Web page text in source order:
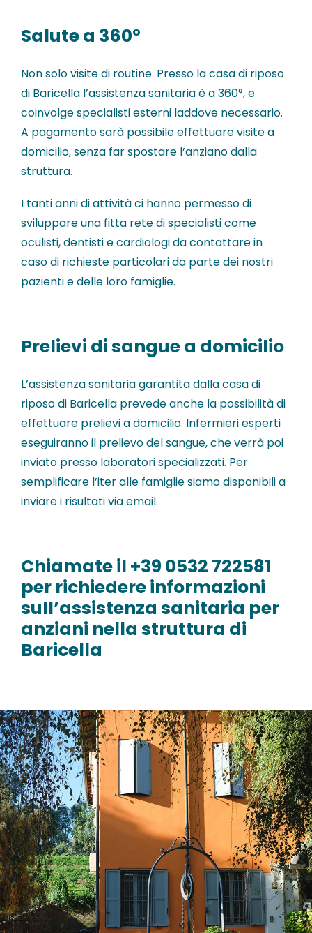
Salute a 360°
Non solo visite di routine. Presso la casa di riposo
di Baricella l’assistenza sanitaria è a 360°, e
coinvolge specialisti esterni laddove necessario.
A pagamento sarà possibile effettuare visite a
domicilio, senza far spostare l’anziano dalla
struttura.
I tanti anni di attività ci hanno permesso di
sviluppare una fitta rete di specialisti come
oculisti, dentisti e cardiologi da contattare in
caso di richieste particolari da parte dei nostri
pazienti e delle loro famiglie.
Prelievi di sangue a domicilio
L’assistenza sanitaria garantita dalla casa di
riposo di Baricella prevede anche la possibilità di
effettuare prelievi a domicilio. Infermieri esperti
eseguiranno il prelievo del sangue, che verrà poi
inviato presso laboratori specializzati. Per
semplificare l’iter alle famiglie siamo disponibili a
inviare i risultati via email.
Chiamate il +39 0532 722581
per richiedere informazioni
sull’assistenza sanitaria per
anziani nella struttura di
Baricella